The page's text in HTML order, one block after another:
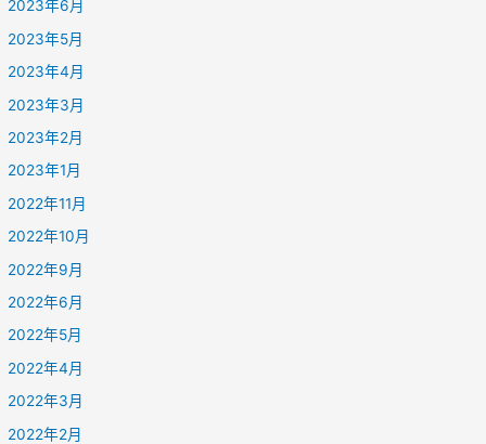
2023年6月
2023年5月
2023年4月
2023年3月
2023年2月
2023年1月
2022年11月
2022年10月
2022年9月
2022年6月
2022年5月
2022年4月
2022年3月
2022年2月